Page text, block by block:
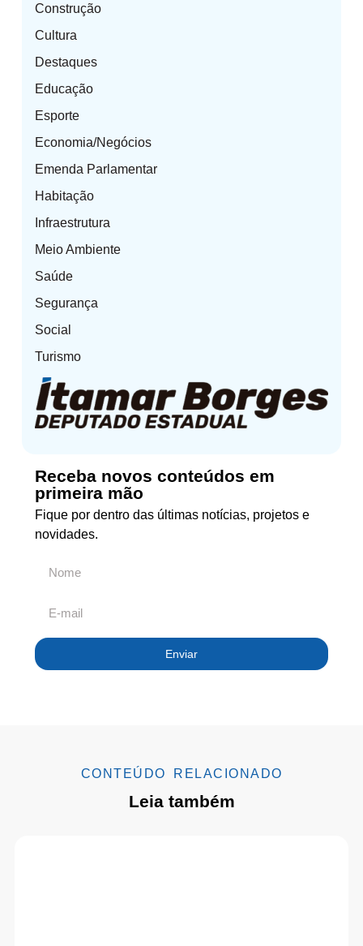
Construção
Cultura
Destaques
Educação
Esporte
Economia/Negócios
Emenda Parlamentar
Habitação
Infraestrutura
Meio Ambiente
Saúde
Segurança
Social
Turismo
Receba novos conteúdos em
primeira mão
Fique por dentro das últimas notícias, projetos e
novidades.
Enviar
CONTEÚDO RELACIONADO
Leia também